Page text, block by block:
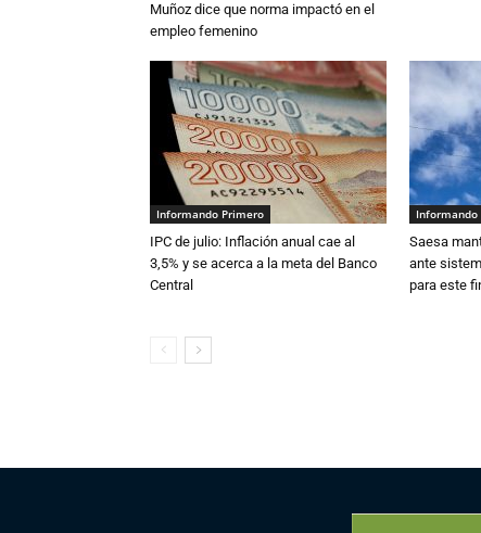
Muñoz dice que norma impactó en el
empleo femenino
Informando Primero
IPC de julio: Inflación anual cae al
3,5% y se acerca a la meta del Banco
Central
Informando
Saesa
ante
para este